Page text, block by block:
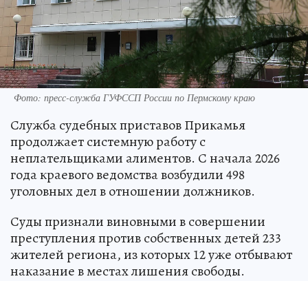
Фото: пресс-служба ГУФССП России по Пермскому краю
Служба судебных приставов Прикамья
продолжает системную работу с
неплательщиками алиментов. С начала 2026
года краевого ведомства возбудили 498
уголовных дел в отношении должников.
Суды признали виновными в совершении
преступления против собственных детей 233
жителей региона, из которых 12 уже отбывают
наказание в местах лишения свободы.